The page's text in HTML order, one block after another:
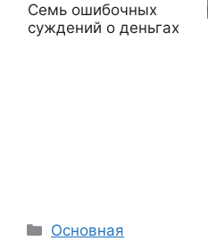
Семь ошибочных
суждений о деньгах
Рубрики
Основная